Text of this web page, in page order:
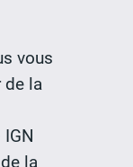
vous
de la
la